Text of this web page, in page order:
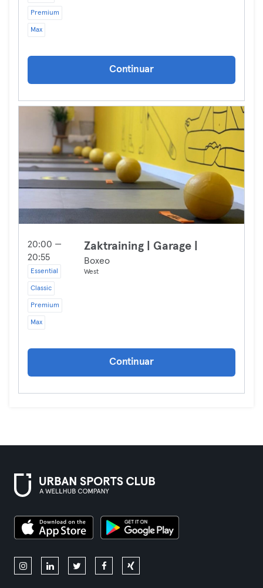
Premium
Max
Continuar
20:00 —
20:55
Essential
Classic
Premium
Max
Zaktraining | Garage |
Boxeo
West
Continuar